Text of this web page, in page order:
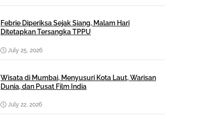
Febrie Diperiksa Sejak Siang, Malam Hari
Ditetapkan Tersangka TPPU
July 25, 2026
Wisata di Mumbai, Menyusuri Kota Laut, Warisan
Dunia, dan Pusat Film India
July 22, 2026